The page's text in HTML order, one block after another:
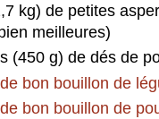
kg) de petites
meilleures)
(450 g) de dés de
de bon bouillon de
de bon bouillon de